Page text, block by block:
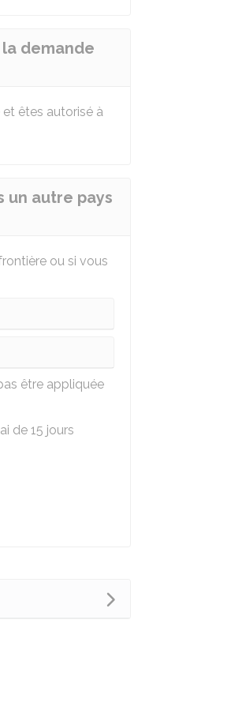
demande
et êtes autorisé à
autre pays
ou si vous
être appliquée
de 15 jours